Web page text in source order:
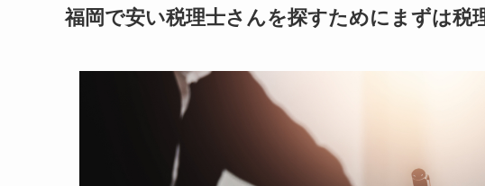
福岡で安い税理士さんを探すためにまずは税